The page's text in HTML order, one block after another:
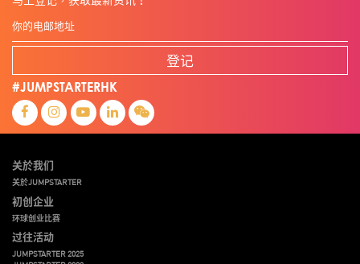
登记
#JUMPSTARTERHK
关於我们
关於JUMPSTARTER
初创企业
环球创业比赛
过往活动
JUMPSTARTER 2025